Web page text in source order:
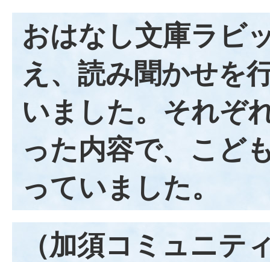
おはなし文庫ラビ
え、読み聞かせを
いました。それぞ
った内容で、こど
っていました。
（加須コミュニテ